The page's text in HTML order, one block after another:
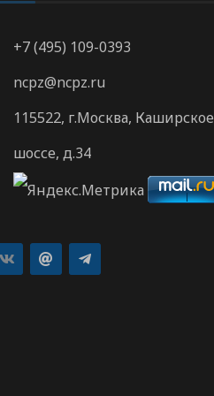
+7 (495) 109-0393
ncpz@ncpz.ru
115522, г.Москва, Каширское
шоссе, д.34